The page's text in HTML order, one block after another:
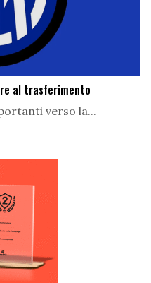
al trasferimento
verso la...